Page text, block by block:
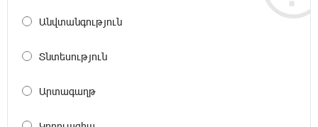
Против кого вооружается Азербайджан?
Аршак Карапетян
12:04:45 23-07-2026
Вайка установлена солнечная
Անվտանգություն
Տնտեսություն
Արտագաղթ